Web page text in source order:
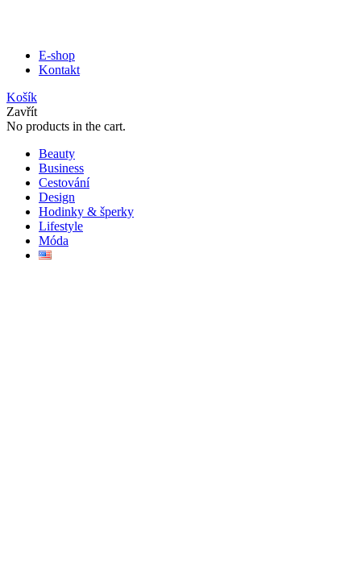
E-shop
Kontakt
Košík
Zavřít
No products in the cart.
Beauty
Business
Cestování
Design
Hodinky & šperky
Lifestyle
Móda